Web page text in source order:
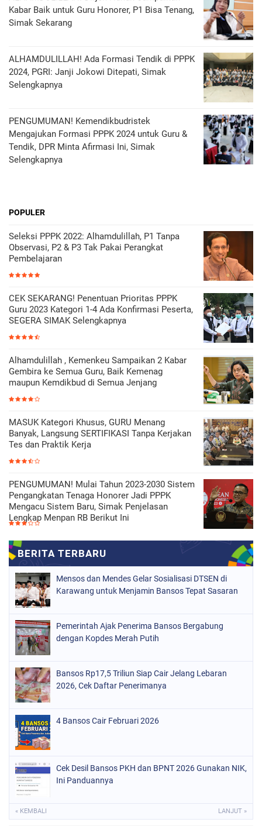
Kabar Baik untuk Guru Honorer, P1 Bisa Tenang,
Simak Sekarang
ALHAMDULILLAH! Ada Formasi Tendik di PPPK
2024, PGRI: Janji Jokowi Ditepati, Simak
Selengkapnya
PENGUMUMAN! Kemendikbudristek
Mengajukan Formasi PPPK 2024 untuk Guru &
Tendik, DPR Minta Afirmasi Ini, Simak
Selengkapnya
POPULER
Seleksi PPPK 2022: Alhamdulillah, P1 Tanpa
Observasi, P2 & P3 Tak Pakai Perangkat
Pembelajaran
CEK SEKARANG! Penentuan Prioritas PPPK
Guru 2023 Kategori 1-4 Ada Konfirmasi Peserta,
SEGERA SIMAK Selengkapnya
Alhamdulillah , Kemenkeu Sampaikan 2 Kabar
Gembira ke Semua Guru, Baik Kemenag
maupun Kemdikbud di Semua Jenjang
MASUK Kategori Khusus, GURU Menang
Banyak, Langsung SERTIFIKASI Tanpa Kerjakan
Tes dan Praktik Kerja
PENGUMUMAN! Mulai Tahun 2023-2030 Sistem
Pengangkatan Tenaga Honorer Jadi PPPK
Mengacu Sistem Baru, Simak Penjelasan
Lengkap Menpan RB Berikut Ini
Mensos dan Mendes Gelar Sosialisasi DTSEN di
Karawang untuk Menjamin Bansos Tepat Sasaran
Pemerintah Ajak Penerima Bansos Bergabung
dengan Kopdes Merah Putih
Bansos Rp17,5 Triliun Siap Cair Jelang Lebaran
2026, Cek Daftar Penerimanya
4 Bansos Cair Februari 2026
Cek Desil Bansos PKH dan BPNT 2026 Gunakan NIK,
Ini Panduannya
« KEMBALI LANJUT »